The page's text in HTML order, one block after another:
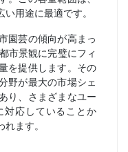
用途に最適です。
園芸の傾向が高まっ
市景観に完璧にフィ
を提供します。その
野が最大の市場シェ
り、さまざまなユー
対応していることか
ます。